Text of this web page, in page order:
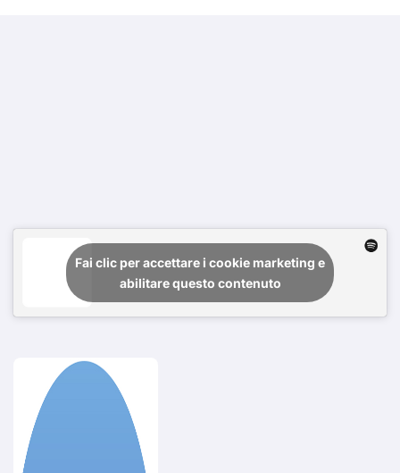
Fai clic per accettare i cookie marketing e
abilitare questo contenuto